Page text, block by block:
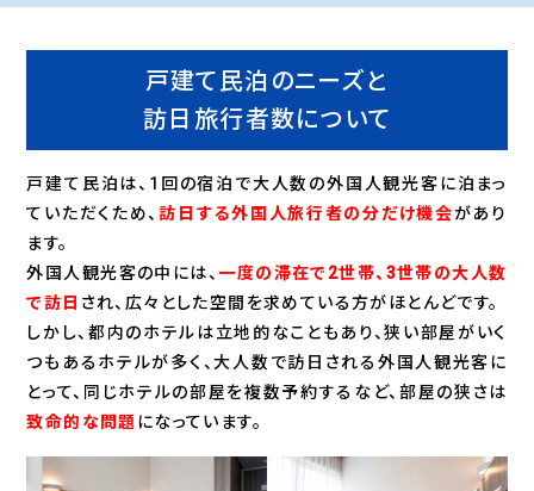
戸建て民泊のニーズと
訪日旅行者数について
戸建て民泊は、1回の宿泊で大人数の外国人観光客に泊まっ
ていただくため、訪日する外国人旅行者の分だけ機会があり
ます。
外国人観光客の中には、 一度の滞在で2世帯、3世帯の大人数
で訪日 され、広々とした空間を求めている方がほとんどです。
しかし、都内のホテルは立地的なこともあり、狭い部屋がいく
つもあるホテルが多く、大人数で訪日される外国人観光客に
とって、同じホテルの部屋を複数予約するなど、部屋の狭さは
致命的な問題になっています。